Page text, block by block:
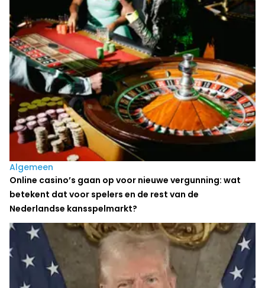
Algemeen
Online casino’s gaan op voor nieuwe vergunning: wat
betekent dat voor spelers en de rest van de
Nederlandse kansspelmarkt?